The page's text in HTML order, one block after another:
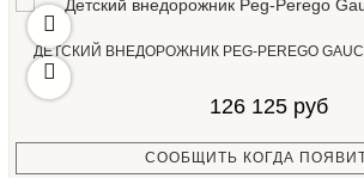
ДЕТСКИЙ ВНЕДОРОЖНИК PEG-PEREGO
126 125 руб
СООБЩИТЬ КОГДА